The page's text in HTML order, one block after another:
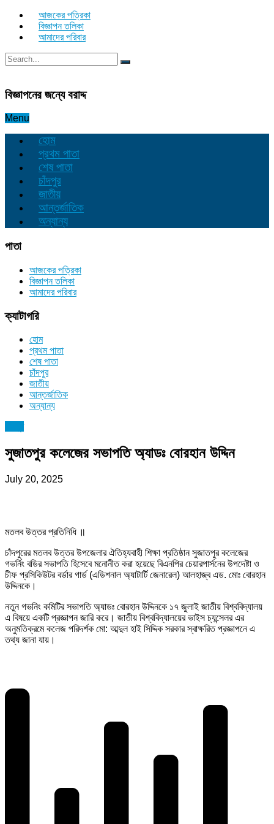
আজকের পত্রিকা
বিজ্ঞাপন তলিকা
আমাদের পরিবার
বিজ্ঞাপনের জন্যে বরাদ্দ
Menu
হোম
প্রথম পাতা
শেষ পাতা
চাঁদপুর
জাতীয়
আন্তর্জাতিক
অন্যান্য
পাতা
আজকের পত্রিকা
বিজ্ঞাপন তলিকা
আমাদের পরিবার
ক্যাটাগরি
হোম
প্রথম পাতা
শেষ পাতা
চাঁদপুর
জাতীয়
আন্তর্জাতিক
অন্যান্য
সুজাতপুর কলেজের সভাপতি অ্যাডঃ বোরহান উদ্দিন
July 20, 2025
মতলব উত্তর প্রতিনিধি ॥
চাঁদপুরের মতলব উত্তর উপজেলার ঐতিহ্যবাহী শিক্ষা প্রতিষ্ঠান সুজাতপুর কলেজের
গভর্নিং বডির সভাপতি হিসেবে মনোনীত করা হয়েছে বিএনপির চেয়ারপার্সনের উপদেষ্টা ও
চীফ প্রসিকিউটর বর্ডার গার্ড (এডিশনাল অ্যাটার্টি জেনারেল) আলহাজ্ব এড. মোঃ বোরহান
উদ্দিনকে।
নতুন গভনিং কমিটির সভাপতি অ্যাডঃ বোরহান উদ্দিনকে ১৭ জুলাই জাতীয় বিশ্ববিদ্যালয়
এ বিষয়ে একটি প্রজ্ঞাপন জারি করে। জাতীয় বিশ্ববিদ্যালয়ের ভাইস চ্যন্সেলর এর
অনুমতিক্রমে কলেজ পরিদর্শক মো: আব্দুল হাই সিদ্দিক সরকার স্বাক্ষরিত প্রজ্ঞাপনে এ
তথ্য জানা যায়।